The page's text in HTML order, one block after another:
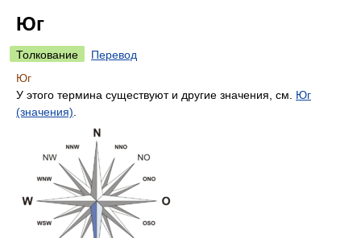
Юг
Толкование
Перевод
Юг
У этого термина существуют и другие значения, см. Юг
(значения)